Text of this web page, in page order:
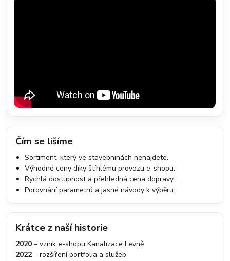
Čím se lišíme
Sortiment, který ve stavebninách nenajdete.
Výhodné ceny díky štíhlému provozu e-shopu.
Rychlá dostupnost a přehledná cena dopravy.
Porovnání parametrů a jasné návody k výběru.
Krátce z naší historie
2020 – vznik e-shopu Kanalizace Levně
2022 – rozšíření portfolia a služeb